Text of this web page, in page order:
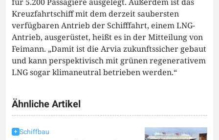
Kreuzfahrtschiff mit dem derzeit saubersten
verfügbaren Antrieb der Schifffahrt, einem LNG-
Antrieb, ausgerüstet, heißt es in der Mitteilung von
Feimann. „Damit ist die Arvia zukunftssicher gebaut
und kann perspektivisch mit grünen regenerativem
LNG sogar klimaneutral betrieben werden.“
Ähnliche Artikel
Schiffbau